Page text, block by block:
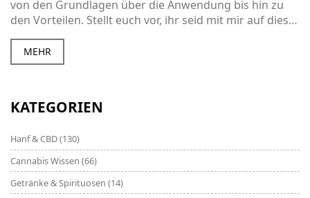
von den Grundlagen über die Anwendung bis hin zu
den Vorteilen. Stellt euch vor, ihr seid mit mir auf dieser
Entdeckungsreise und lasst uns gemeinsam mehr
über dieses faszinierende Thema erfahren!
Gemeinsam lernen wir, wie Cannabisöl uns in unserem
MEHR
KATEGORIEN
Hanf & CBD(130)
Cannabis Wissen (66)
Getränke & Spirituosen (14)